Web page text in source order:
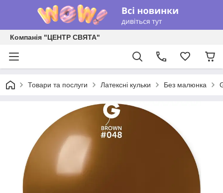
Компанія "ЦЕНТР СВЯТА"
Товари та послуги Латексні кульки Без малюнка